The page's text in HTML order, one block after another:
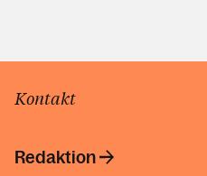
Kontakt
Redaktion